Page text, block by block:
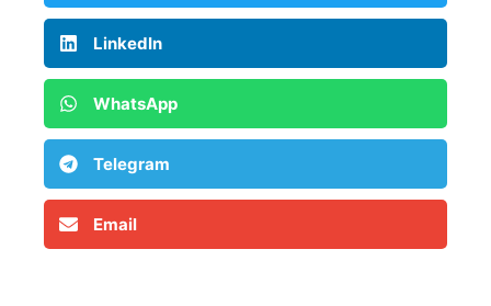
LinkedIn
WhatsApp
Telegram
Email